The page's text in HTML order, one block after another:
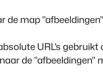
de map
URL's
de"afbeeldingen"